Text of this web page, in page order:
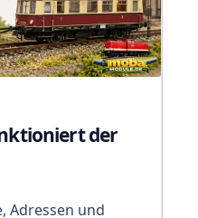
der
Adressen und